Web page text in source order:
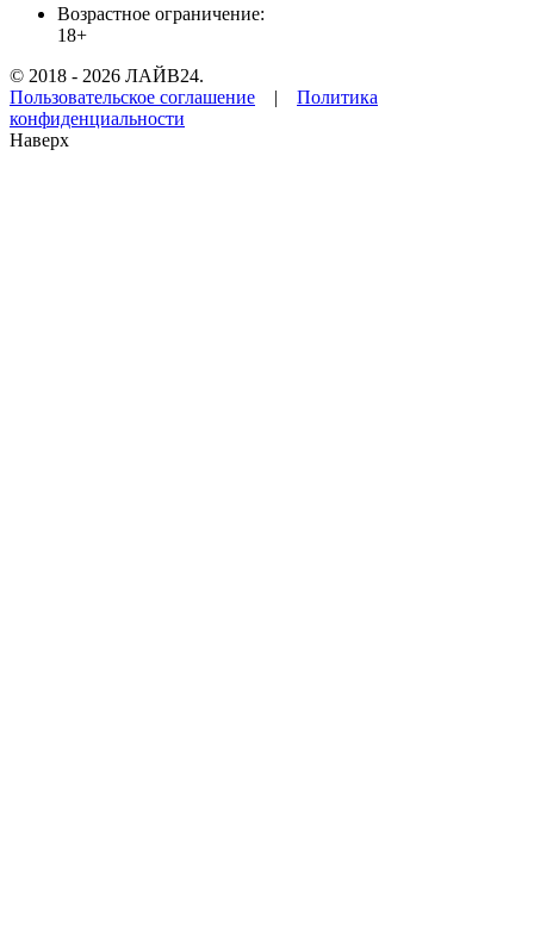
Возрастное ограничение:
18+
© 2018 - 2026 ЛАЙВ24.
Пользовательское соглашение | Политика
конфиденциальности
Наверх